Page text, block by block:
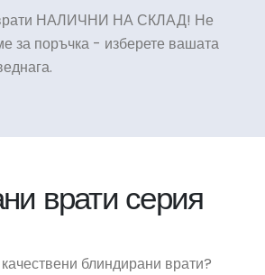
НАЛИЧНИ НА СКЛАД! Не
за поръчка - изберете вашата
врати серия
блиндирани врати?